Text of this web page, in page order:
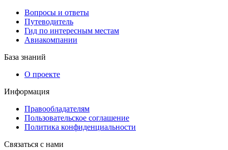
Вопросы и ответы
Путеводитель
Гид по интересным местам
Авиакомпании
База знаний
О проекте
Информация
Правообладателям
Пользовательское соглашение
Политика конфиденциальности
Связаться с нами